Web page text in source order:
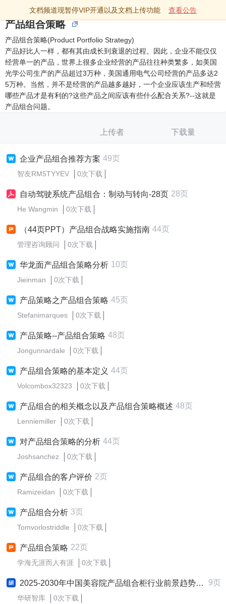
文档频道现暂停VIP开通以及文档上传功能 查看公告
产品组合策略
产品组合策略(Product Portfolio Strategy)
产品好比人一样，都有其由成长到衰退的过程。因此，企业不能仅仅
经营单一的产品，世界上很多企业经营的产品往往种类繁多，如美国
光学公司生产的产品超过3万种，美国通用电气公司经营的产品多达2
5万种。当然，并不是经营的产品越多越好，一个企业应该生产和经营
哪些产品才是有利的?这些产品之间应该有些什么配合关系?--这就是
产品组合问题。
上传者 下载量
企业产品组合推荐方案 49页
智友RM5TYYEV 0次下载
自动驾驶系统产品组合：制动与转向-28页 28页
He Wangmin 0次下载
（44页PPT）产品组合战略实施指南 44页
管理咨询顾问 0次下载
华龙面产品组合策略分析 10页
Jieinman 0次下载
产品策略之产品组合策略 45页
Stefanimarques 0次下载
产品策略--产品组合策略 48页
Jongunnardale 0次下载
产品组合策略的基本定义 44页
Volcombox32323 0次下载
产品组合的相关概念以及产品组合策略概述 48页
Lenniemiller 0次下载
对产品组合策略的分析 44页
Joshsanchez 0次下载
产品组合的客户评价 2页
Ramizeidan 0次下载
产品组合分析 3页
Tomvorlostriddle 0次下载
产品组合策略 22页
学海无涯而人有涯 0次下载
2025-2030年中国美容院产品组合柜行业前景趋势预测及发展战略咨询报告 9页
华研智库 0次下载